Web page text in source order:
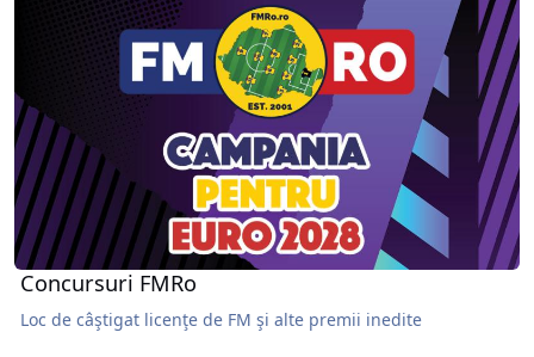
Concursuri FMRo
Loc de câştigat licenţe de FM şi alte premii inedite